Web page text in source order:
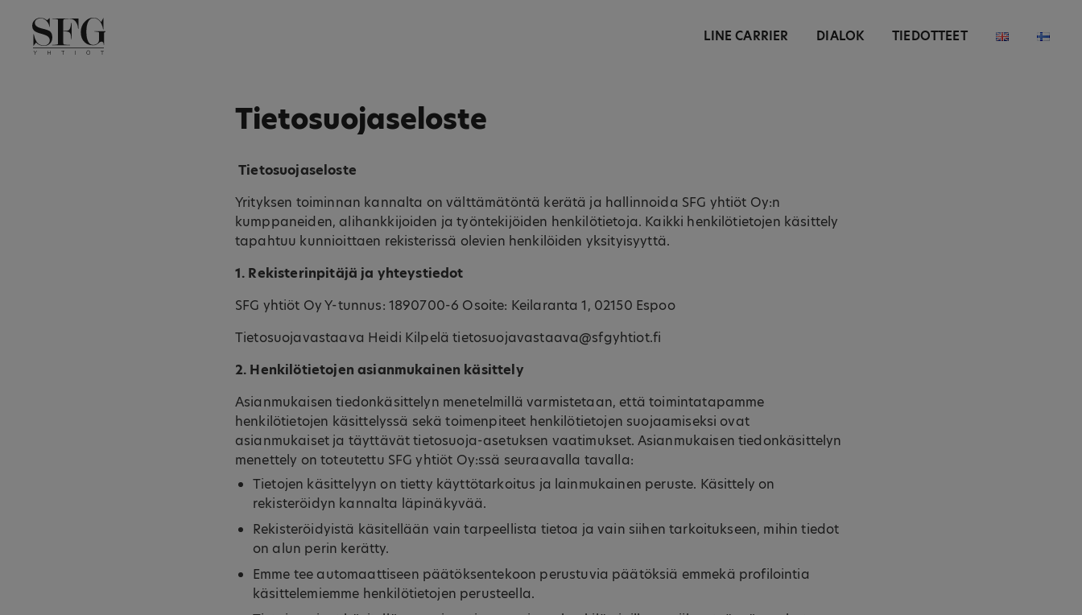
content LINE CARRIER DIALOK TIEDOTTEET
Tietosuojaseloste
Tietosuojaseloste
Yrityksen toiminnan kannalta on välttämätöntä kerätä ja hallinnoida SFG yhtiöt Oy:n
kumppaneiden, alihankkijoiden ja työntekijöiden henkilötietoja. Kaikki henkilötietojen käsittely
tapahtuu kunnioittaen rekisterissä olevien henkilöiden yksityisyyttä.
1. Rekisterinpitäjä ja yhteystiedot
SFG yhtiöt Oy Y-tunnus: 1890700-6 Osoite: Keilaranta 1, 02150 Espoo
Tietosuojavastaava Heidi Kilpelä tietosuojavastaava@sfgyhtiot.fi
2. Henkilötietojen asianmukainen käsittely
Asianmukaisen tiedonkäsittelyn menetelmillä varmistetaan, että toimintatapamme
henkilötietojen käsittelyssä sekä toimenpiteet henkilötietojen suojaamiseksi ovat
asianmukaiset ja täyttävät tietosuoja-asetuksen vaatimukset. Asianmukaisen tiedonkäsittelyn
menettely on toteutettu SFG yhtiöt Oy:ssä seuraavalla tavalla:
Tietojen käsittelyyn on tietty käyttötarkoitus ja lainmukainen peruste. Käsittely on
rekisteröidyn kannalta läpinäkyvää.
Rekisteröidyistä käsitellään vain tarpeellista tietoa ja vain siihen tarkoitukseen, mihin tiedot
on alun perin kerätty.
Emme tee automaattiseen päätöksentekoon perustuvia päätöksiä emmekä profilointia
käsittelemiemme henkilötietojen perusteella.